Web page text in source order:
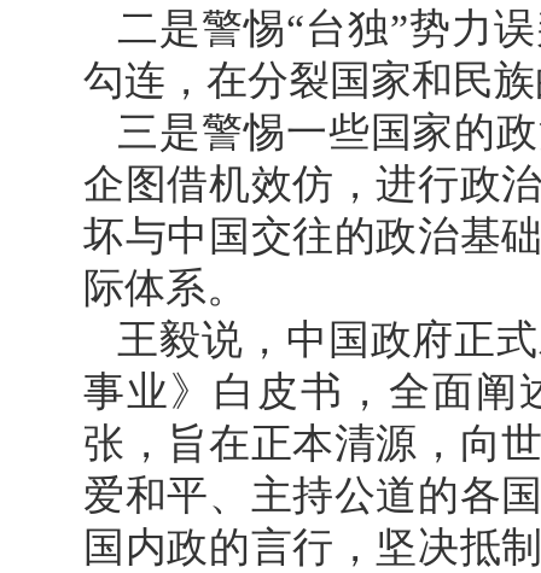
二是警惕“台独”势力
勾连，在分裂国家和民
三是警惕一些国家的
企图借机效仿，进行政
坏与中国交往的政治基
际体系。
王毅说，中国政府正
事业》白皮书，全面阐
张，旨在正本清源，向
爱和平、主持公道的各
国内政的言行，坚决抵